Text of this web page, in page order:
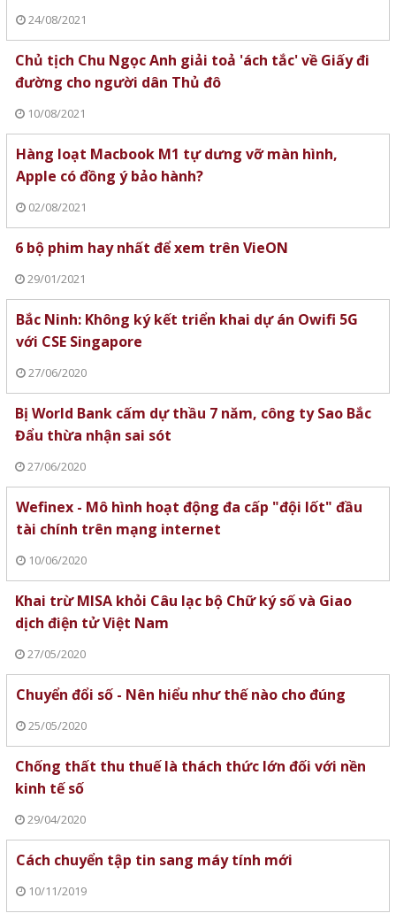
24/08/2021
Chủ tịch Chu Ngọc Anh giải toả 'ách tắc' về Giấy đi
đường cho người dân Thủ đô
10/08/2021
Hàng loạt Macbook M1 tự dưng vỡ màn hình,
Apple có đồng ý bảo hành?
02/08/2021
6 bộ phim hay nhất để xem trên VieON
29/01/2021
Bắc Ninh: Không ký kết triển khai dự án Owifi 5G
với CSE Singapore
27/06/2020
Bị World Bank cấm dự thầu 7 năm, công ty Sao Bắc
Đẩu thừa nhận sai sót
27/06/2020
Wefinex - Mô hình hoạt động đa cấp "đội lốt" đầu
tài chính trên mạng internet
10/06/2020
Khai trừ MISA khỏi Câu lạc bộ Chữ ký số và Giao
dịch điện tử Việt Nam
27/05/2020
Chuyển đổi số - Nên hiểu như thế nào cho đúng
25/05/2020
Chống thất thu thuế là thách thức lớn đối với nền
kinh tế số
29/04/2020
Cách chuyển tập tin sang máy tính mới
10/11/2019